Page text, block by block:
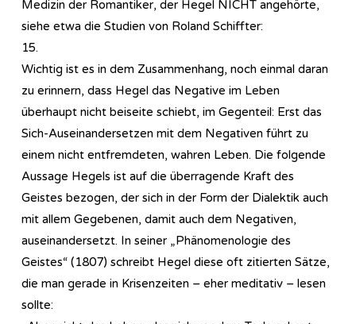
Medizin der Romantiker, der Hegel NICHT angehörte,
siehe etwa die Studien von Roland Schiffter:
15.
Wichtig ist es in dem Zusammenhang, noch einmal daran
zu erinnern, dass Hegel das Negative im Leben
überhaupt nicht beiseite schiebt, im Gegenteil: Erst das
Sich-Auseinandersetzen mit dem Negativen führt zu
einem nicht entfremdeten, wahren Leben. Die folgende
Aussage Hegels ist auf die überragende Kraft des
Geistes bezogen, der sich in der Form der Dialektik auch
mit allem Gegebenen, damit auch dem Negativen,
auseinandersetzt. In seiner „Phänomenologie des
Geistes“ (1807) schreibt Hegel diese oft zitierten Sätze,
die man gerade in Krisenzeiten – eher meditativ – lesen
sollte: